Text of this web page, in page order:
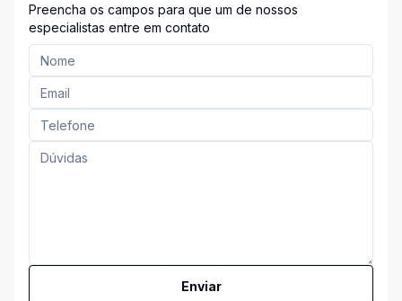
Preencha os campos para que um de nossos
especialistas entre em contato
Enviar